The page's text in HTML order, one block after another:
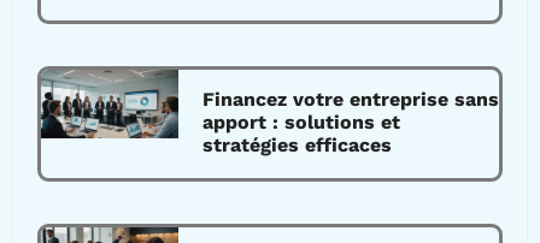
Financez votre entreprise sans
apport : solutions et
stratégies efficaces